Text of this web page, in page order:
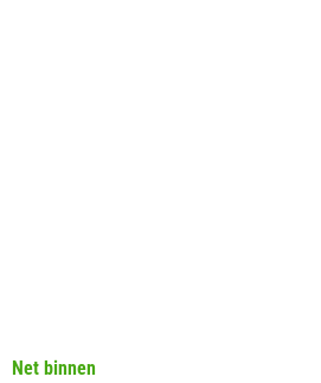
Net binnen